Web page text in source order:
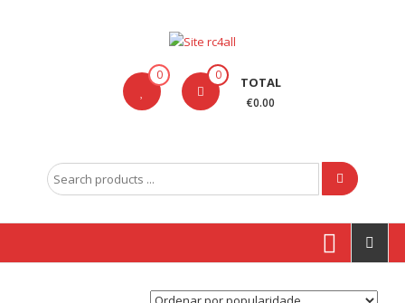
Carson
outras
0 0 TOTAL
€0.00
Search
for: